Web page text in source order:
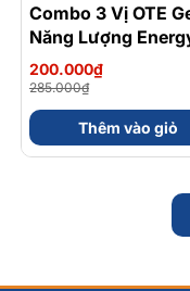
-
Combo 3 Vị OTE
Năng Lượng
Gel Kết Hợp
Carbohydrate Điện
56gram 82kcal
200.000₫
285.000₫
Thêm vào giỏ